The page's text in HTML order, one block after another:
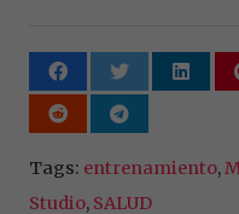
Tags: entrenamiento,
Studio, SALUD